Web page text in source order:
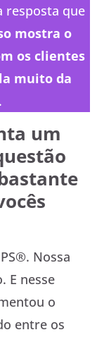
resposta que
mostra o
os clientes
muito da
.
um
Nossa
E nesse
o
entre os